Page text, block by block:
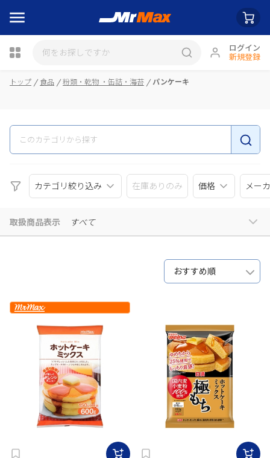
ログイン
新規登録
瓶詰
トップ 食品 粉類・乾物 ・缶詰・海苔 パンケーキ
カテゴリ絞り込み 在庫ありのみ 価格 メー
取扱商品表示 すべて
おすすめ順